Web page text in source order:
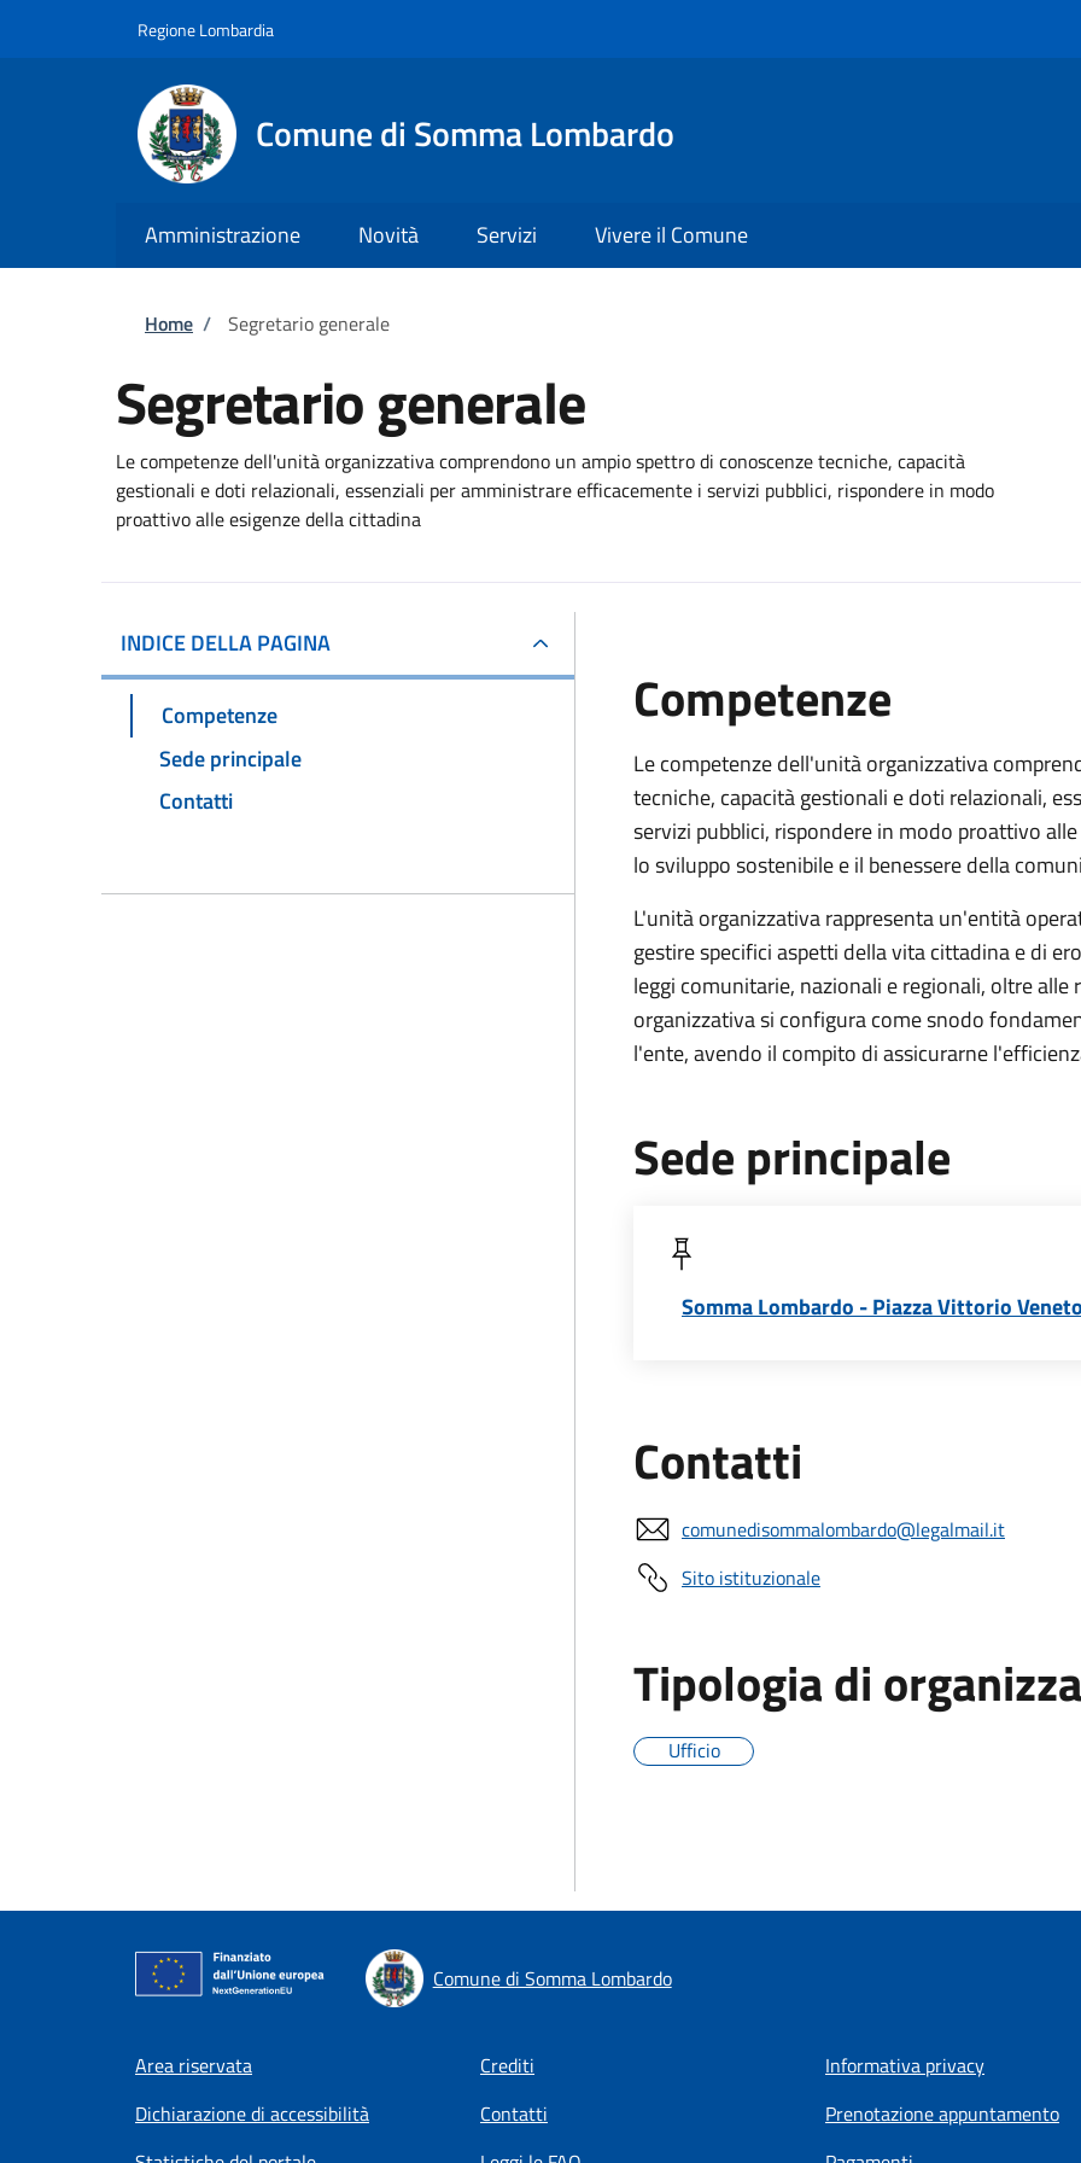
Regione Lombardia
Comune di Somma Lombardo
Amministrazione Novità Servizi Vivere il Comune
Briciole di pane
Home / Segretario generale
Segretario generale
Le competenze dell'unità organizzativa comprendono un ampio spettro di conoscenze tecniche, capacità
gestionali e doti relazionali, essenziali per amministrare efficacemente i servizi pubblici, rispondere in modo
proattivo alle esigenze della cittadina
INDICE DELLA PAGINA
Competenze
Sede principale
Contatti
Competenze
Le competenze dell'unità organizzativa
tecniche, capacità gestionali e doti relazionali,
servizi pubblici, rispondere in modo proattivo
lo sviluppo sostenibile e il benessere della
L'unità organizzativa rappresenta un'entità
gestire specifici aspetti della vita cittadina e di
leggi comunitarie, nazionali e regionali, oltre
organizzativa si configura come snodo
l'ente, avendo il compito di assicurarne
Sede principale
Somma Lombardo - Piazza Vittorio
Contatti
comunedisommalombardo@legalmail.it
Sito istituzionale
Tipologia di
Ufficio
Comune di Somma Lombardo
Footer menu
Area riservata Crediti
Informativa privacy
Dichiarazione di accessibilità
Contatti
Prenotazione appuntamento